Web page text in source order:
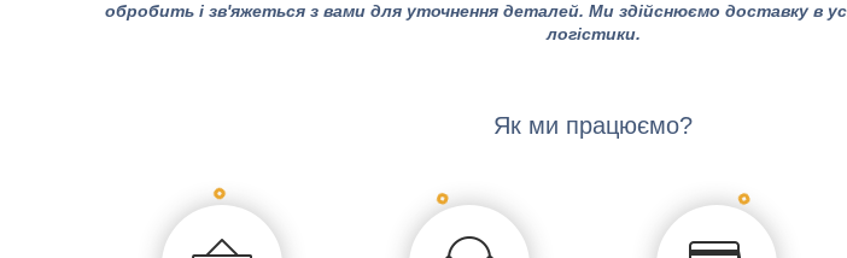
обробить і зв'яжеться з вами для уточнення деталей. Ми здійснюємо доставку в
логістики.
Як ми працюємо?